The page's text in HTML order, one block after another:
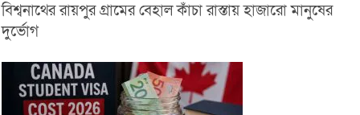
বিশ্বনাথের রায়পুর গ্রামের বেহাল কাঁচা রাস্তায় হাজারো মানুষের
দুর্ভোগ